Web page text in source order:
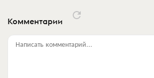
Комментарии
Написать комментарий...